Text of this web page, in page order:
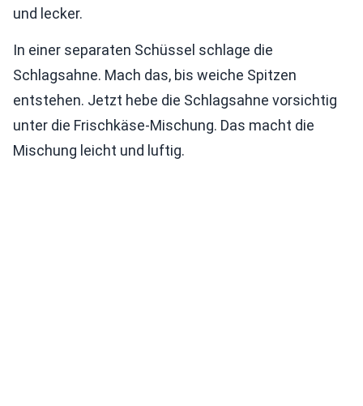
und lecker.
In einer separaten Schüssel schlage die
Schlagsahne. Mach das, bis weiche Spitzen
entstehen. Jetzt hebe die Schlagsahne vorsichtig
unter die Frischkäse-Mischung. Das macht die
Mischung leicht und luftig.